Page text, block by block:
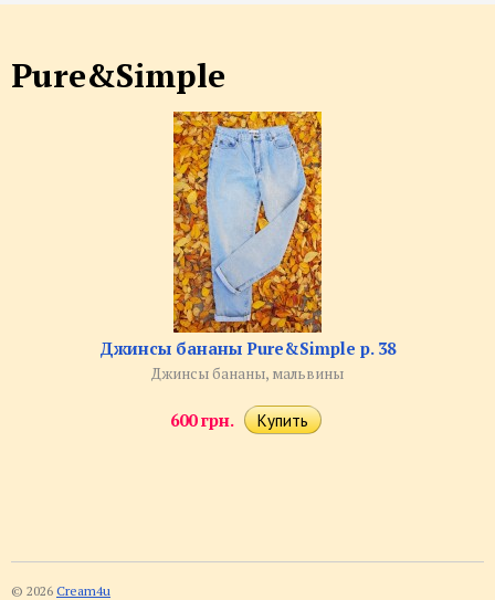
Pure&Simple
Джинсы бананы Pure&Simple р. 38
Джинсы бананы, мальвины
600 грн.
© 2026 Cream4u